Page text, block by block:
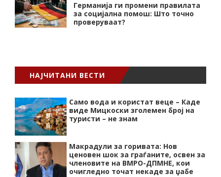
Германија ги промени правилата
за социјална помош: Што точно
проверуваат?
НАЈЧИТАНИ ВЕСТИ
Само вода и користат веце – Каде
виде Мицкоски зголемен број на
туристи – не знам
Макрадули за горивата: Нов
ценовен шок за граѓаните, освен за
членовите на ВМРО-ДПМНЕ, кои
очигледно точат некаде за џабе